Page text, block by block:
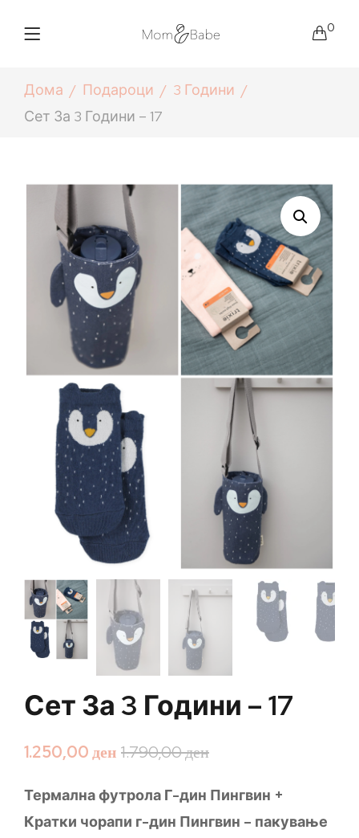
0
Дома Подароци
3 Години
Сет За 3 Години – 17
Сет За 3 Години – 17
1.790,00ден
1.250,00ден
Термална футрола Г-дин Пингвин +
Кратки чорапи г-дин Пингвин – пакување